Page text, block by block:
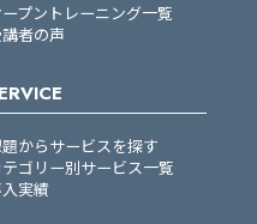
プントレーニング一覧
者の声
からサービスを探す
テゴリー別サービス一覧
実績